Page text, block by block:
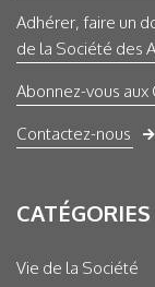
Adhérer, faire un
de la Société des
Abonnez-vous aux
Contactez-nous
CATÉGORIES
Vie de la Société